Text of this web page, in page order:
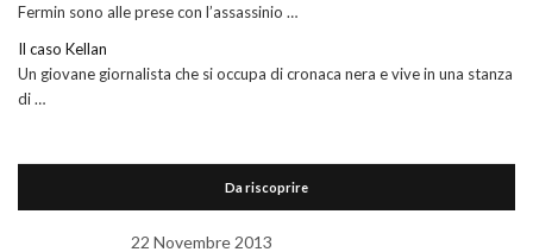
Fermin sono alle prese con l’assassinio …
Il caso Kellan
Un giovane giornalista che si occupa di cronaca nera e vive in una stanza
di …
Da riscoprire
22 Novembre 2013